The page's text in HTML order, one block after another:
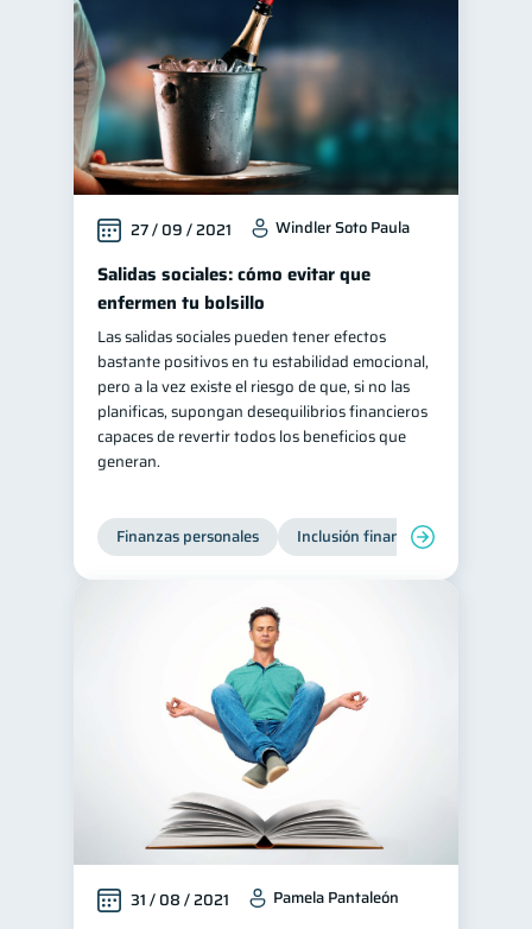
27 / 09 / 2021 Windler Soto Paula
Salidas sociales: cómo evitar que
enfermen tu bolsillo
Las salidas sociales pueden tener efectos
bastante positivos en tu estabilidad emocional,
pero a la vez existe el riesgo de que, si no las
planificas, supongan desequilibrios financieros
capaces de revertir todos los beneficios que
generan.
Finanzas personales Inclusión financiera
31 / 08 / 2021 Pamela Pantaleón